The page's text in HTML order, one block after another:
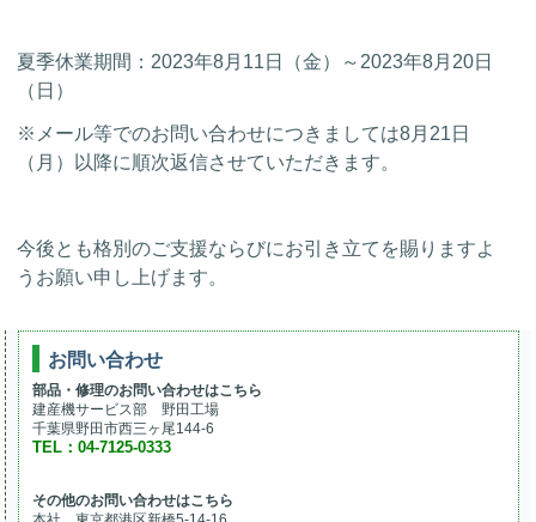
夏季休業期間：2023年8月11日（金）～2023年8月20日
（日）
※メール等でのお問い合わせにつきましては8月21日
（月）以降に順次返信させていただきます。
今後とも格別のご支援ならびにお引き立てを賜りますよ
うお願い申し上げます。
お問い合わせ
部品・修理のお問い合わせはこちら
建産機サービス部 野田工場
千葉県野田市西三ヶ尾144-6
TEL：04-7125-0333
その他のお問い合わせはこちら